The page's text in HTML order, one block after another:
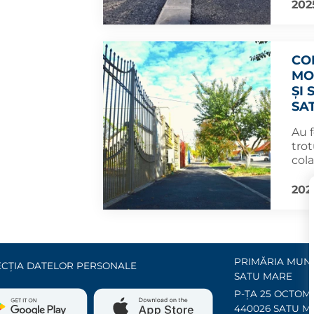
ȘI
Au
DATELOR PERSONALE
PRIMĂRIA
SATU MARE
P-ȚA 25
440026 SATU